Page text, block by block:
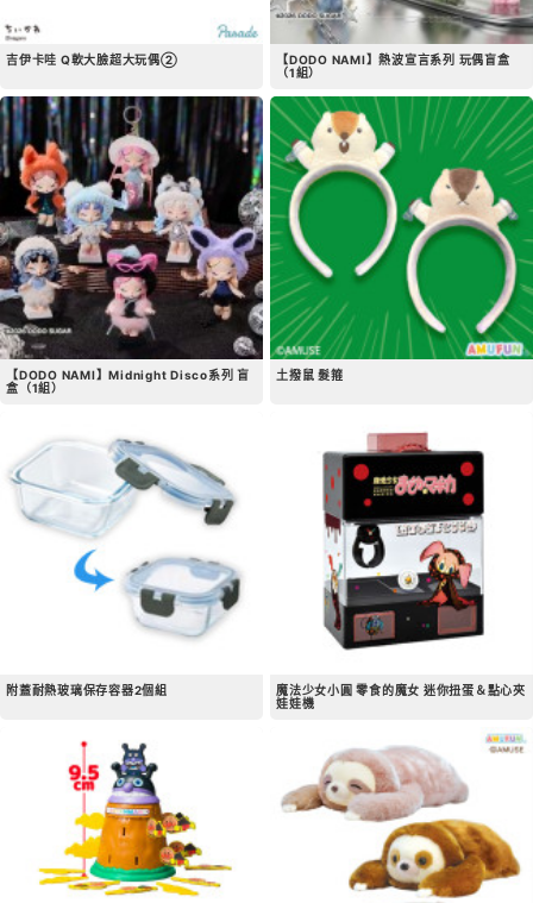
吉伊卡哇 Q軟大臉超大玩偶②
【DODO NAMI】熱波宣言系列 玩偶盲盒
（1組）
【DODO NAMI】Midnight Disco系列 盲
盒（1組）
土撥鼠 髮箍
附蓋耐熱玻璃保存容器2個組
魔法少女小圓 零食的魔女 迷你扭蛋＆點心夾
娃娃機